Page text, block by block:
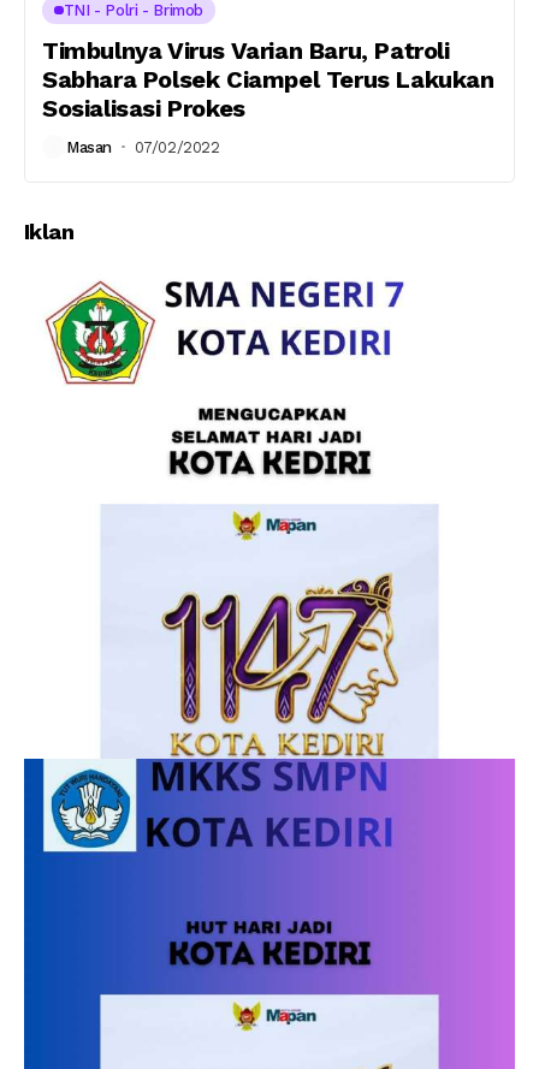
TNI - Polri - Brimob
Timbulnya Virus Varian Baru, Patroli
Sabhara Polsek Ciampel Terus Lakukan
Sosialisasi Prokes
Masan 07/02/2022
Iklan